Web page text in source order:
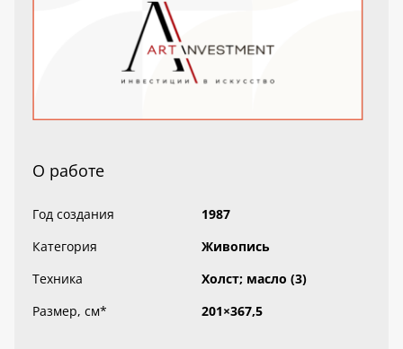
О работе
Год создания
1987
Категория
Живопись
Техника
Холст; масло (3)
Размер, см* 201×367,5